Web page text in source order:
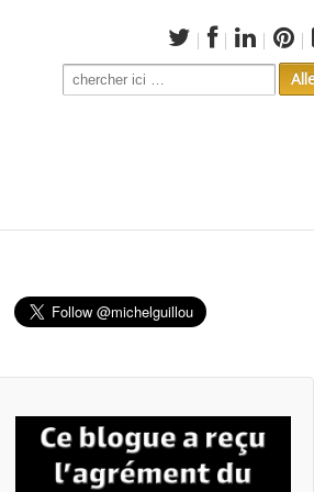
Search
for: